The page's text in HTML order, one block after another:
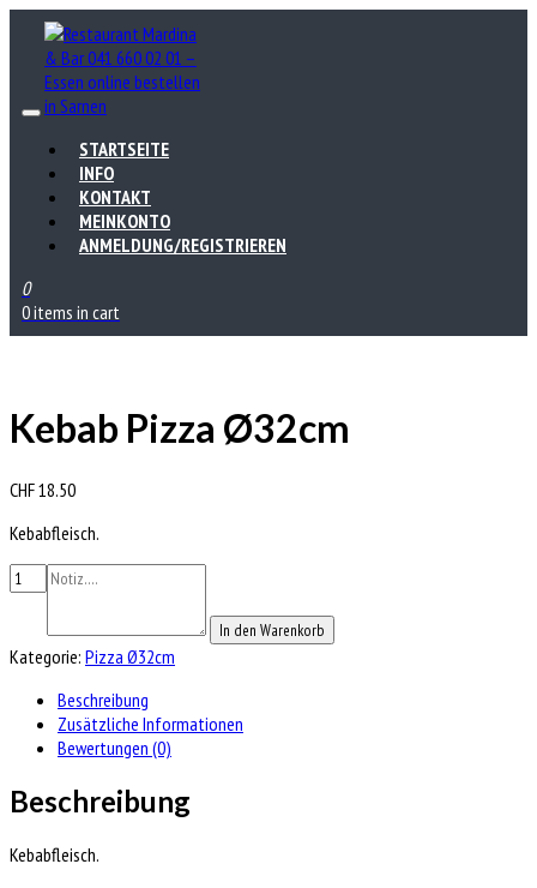
STARTSEITE
INFO
KONTAKT
MEINKONTO
ANMELDUNG/REGISTRIEREN
0
0 items in cart
Kebab Pizza Ø32cm
CHF18.50
Kebabfleisch.
In den Warenkorb
Kategorie: Pizza Ø32cm
Beschreibung
Zusätzliche Informationen
Bewertungen (0)
Beschreibung
Kebabfleisch.